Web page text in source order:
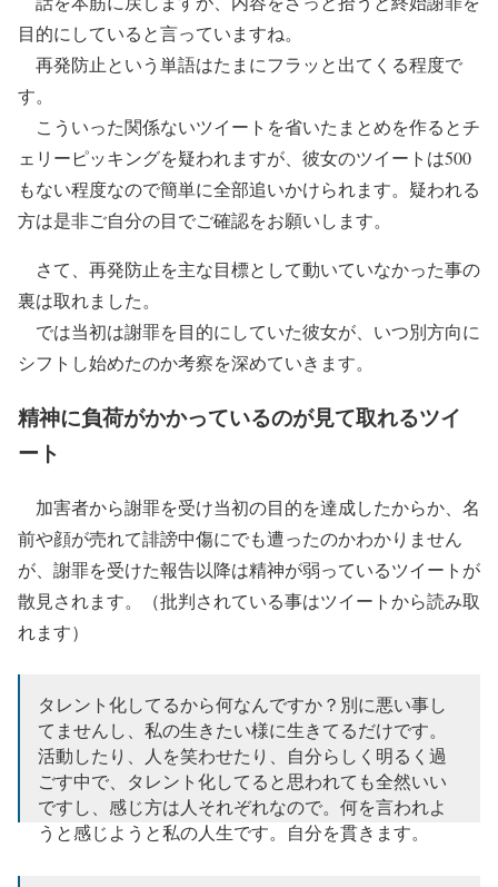
目的にしていると言っていますね。
再発防止という単語はたまにフラッと出てくる程度で
す。
こういった関係ないツイートを省いたまとめを作るとチ
ェリーピッキングを疑われますが、彼女のツイートは500
もない程度なので簡単に全部追いかけられます。疑われる
方は是非ご自分の目でご確認をお願いします。
さて、再発防止を主な目標として動いていなかった事の
裏は取れました。
では当初は謝罪を目的にしていた彼女が、いつ別方向に
シフトし始めたのか考察を深めていきます。
精神に負荷がかかっているのが見て取れるツイ
ート
加害者から謝罪を受け当初の目的を達成したからか、名
前や顔が売れて誹謗中傷にでも遭ったのかわかりません
が、謝罪を受けた報告以降は精神が弱っているツイートが
散見されます。（批判されている事はツイートから読み取
れます）
タレント化してるから何なんですか？別に悪い事し
てませんし、私の生きたい様に生きてるだけです。
活動したり、人を笑わせたり、自分らしく明るく過
ごす中で、タレント化してると思われても全然いい
ですし、感じ方は人それぞれなので。何を言われよ
うと感じようと私の人生です。自分を貫きます。